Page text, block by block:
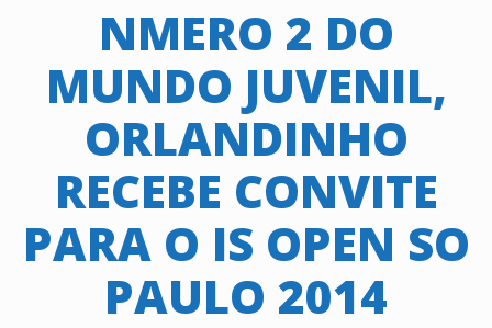
NMERO 2 DO
MUNDO JUVENIL,
ORLANDINHO
RECEBE CONVITE
PARA O IS OPEN SO
PAULO 2014